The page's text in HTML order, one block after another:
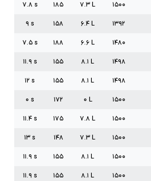
۱۵۰۰ L ۷.۳ ۱۸۵ s ۷.۸
۱۳۹۲ L ۶.۴ ۱۵۸ s ۹
۱۴۸۰ L ۶.۶ ۱۸۸ s ۷.۵
۱۴۹۸ L ۸.۱ ۱۵۵ s ۱۱.۹
۱۴۹۸ L ۸.۱ ۱۵۵ s ۱۲
۱۵۰۰ L ۰ ۱۷۲ s ۰
۱۵۰۰ L ۷.۸ ۱۷۵ s ۱۱.۴
۱۵۰۰ L ۷.۳ ۱۴۸ s ۱۳
۱۵۰۰ L ۸.۱ ۱۵۵ s ۱۱.۹
۱۵۰۰ L ۸.۱ ۱۵۵ s ۱۱.۹